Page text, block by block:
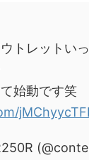
トレットい
始動です笑